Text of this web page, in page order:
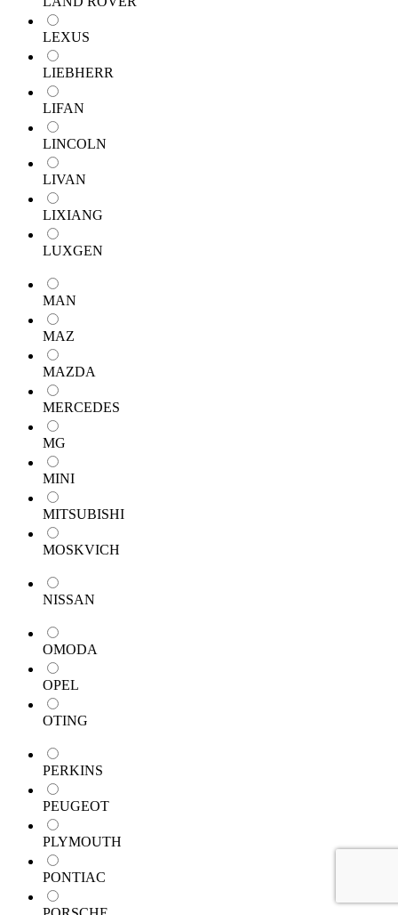
LEXUS
LIEBHERR
LIFAN
LINCOLN
LIVAN
LIXIANG
LUXGEN
MAN
MAZ
MAZDA
MERCEDES
MG
MINI
MITSUBISHI
MOSKVICH
NISSAN
OMODA
OPEL
OTING
PERKINS
PEUGEOT
PLYMOUTH
PONTIAC